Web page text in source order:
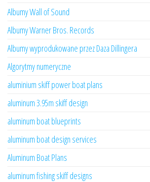
Albumy Wall of Sound
Albumy Warner Bros. Records
Albumy wyprodukowane przez Daza Dillingera
Algorytmy numeryczne
aluminium skiff power boat plans
aluminum 3.95m skiff design
aluminum boat blueprints
aluminum boat design services
Aluminum Boat Plans
aluminum fishing skiff designs